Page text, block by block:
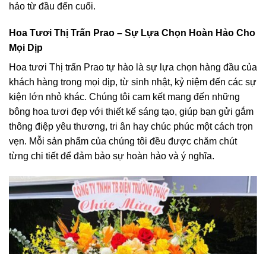
hảo từ đầu đến cuối.
Hoa Tươi Thị Trấn Prao – Sự Lựa Chọn Hoàn Hảo Cho
Mọi Dịp
Hoa tươi Thị trấn Prao tự hào là sự lựa chọn hàng đầu của
khách hàng trong mọi dịp, từ sinh nhật, kỷ niệm đến các sự
kiện lớn nhỏ khác. Chúng tôi cam kết mang đến những
bông hoa tươi đẹp với thiết kế sáng tạo, giúp bạn gửi gắm
thông điệp yêu thương, tri ân hay chúc phúc một cách trọn
vẹn. Mỗi sản phẩm của chúng tôi đều được chăm chút
từng chi tiết để đảm bảo sự hoàn hảo và ý nghĩa.